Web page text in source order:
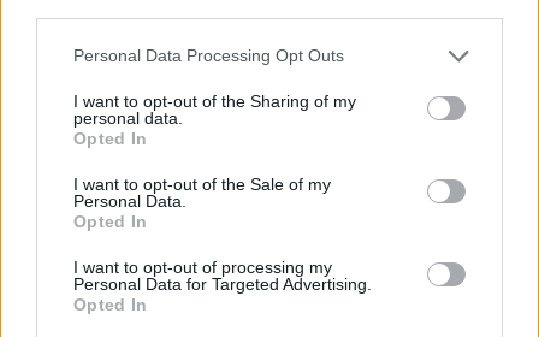
Please note that this website/app uses one or more Google
not limited to your visit or usage behaviour. You may click to
grant or deny consent to Google and its third-party tags to
use your data for below specified purposes in below Google
consent section.
Personal Data Processing Opt Outs
I want to opt-out of the Sharing of my
personal data.
Opted In
I want to opt-out of the Sale of my
Personal Data.
Opted In
I want to opt-out of processing my
Personal Data for Targeted Advertising.
Opted In
fehér párbajhősöket, illetve igazítja a blaxploitation-
közönség ízléséhez az ismert vadnyugati történetet.
Az ötvenes évek másodkategóriás szörnyfilmjeivel
tapasztalatot szerzett Jack Arnold rendező meg sem
szépséghibákat. Elsősorban a mai szemmel
kifejezetten konzervatívnak tűnő erőszak-
visszafogott puffogtatás), egy-két meztelenkedésre,
illetve a laza, bohóckodó főszereplőkre helyezi a